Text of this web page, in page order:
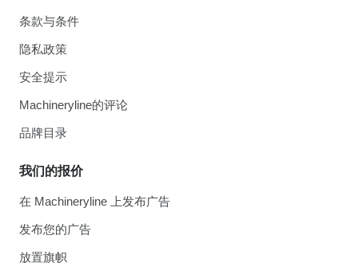
条款与条件
隐私政策
安全提示
Machineryline的评论
品牌目录
我们的报价
在 Machineryline 上发布广告
发布您的广告
放置旗帜